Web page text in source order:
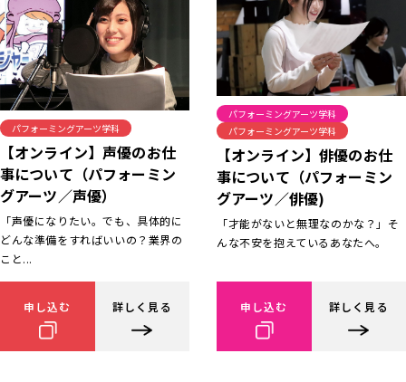
パフォーミングアーツ学科
【オンライン】声優のお仕
事について（パフォーミン
グアーツ／声優）
「声優になりたい。でも、具体的に
どんな準備をすればいいの？業界の
こと...
申し込む 詳しく見る
パフォーミングアーツ学科
パフォーミングアーツ学科
【オンライン】俳優のお仕
事について（パフォーミン
グアーツ／俳優)
「才能がないと無理なのかな？」そ
んな不安を抱えているあなたへ。
申し込む 詳しく見る